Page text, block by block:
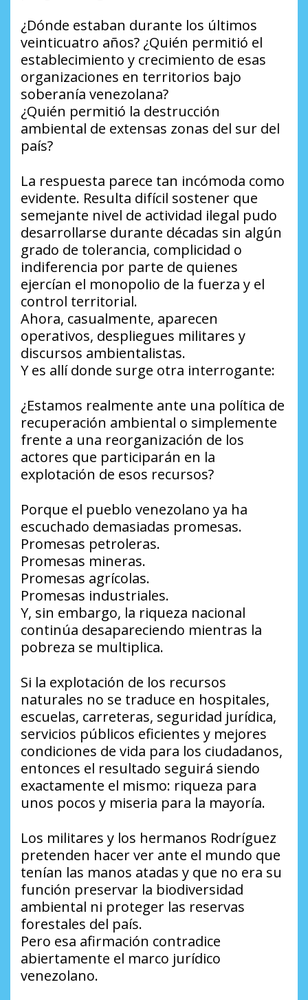
¿Dónde estaban durante los últimos
veinticuatro años? ¿Quién permitió el
establecimiento y crecimiento de esas
organizaciones en territorios bajo
soberanía venezolana?
¿Quién permitió la destrucción
ambiental de extensas zonas del sur del
país?
La respuesta parece tan incómoda como
evidente. Resulta difícil sostener que
semejante nivel de actividad ilegal pudo
desarrollarse durante décadas sin algún
grado de tolerancia, complicidad o
indiferencia por parte de quienes
ejercían el monopolio de la fuerza y el
control territorial.
Ahora, casualmente, aparecen
operativos, despliegues militares y
discursos ambientalistas.
Y es allí donde surge otra interrogante:
¿Estamos realmente ante una política de
recuperación ambiental o simplemente
frente a una reorganización de los
actores que participarán en la
explotación de esos recursos?
Porque el pueblo venezolano ya ha
escuchado demasiadas promesas.
Promesas petroleras.
Promesas mineras.
Promesas agrícolas.
Promesas industriales.
Y, sin embargo, la riqueza nacional
continúa desapareciendo mientras la
pobreza se multiplica.
Si la explotación de los recursos
naturales no se traduce en hospitales,
escuelas, carreteras, seguridad jurídica,
servicios públicos eficientes y mejores
condiciones de vida para los ciudadanos,
entonces el resultado seguirá siendo
exactamente el mismo: riqueza para
unos pocos y miseria para la mayoría.
Los militares y los hermanos Rodríguez
pretenden hacer ver ante el mundo que
tenían las manos atadas y que no era su
función preservar la biodiversidad
ambiental ni proteger las reservas
forestales del país.
Pero esa afirmación contradice
abiertamente el marco jurídico
venezolano.